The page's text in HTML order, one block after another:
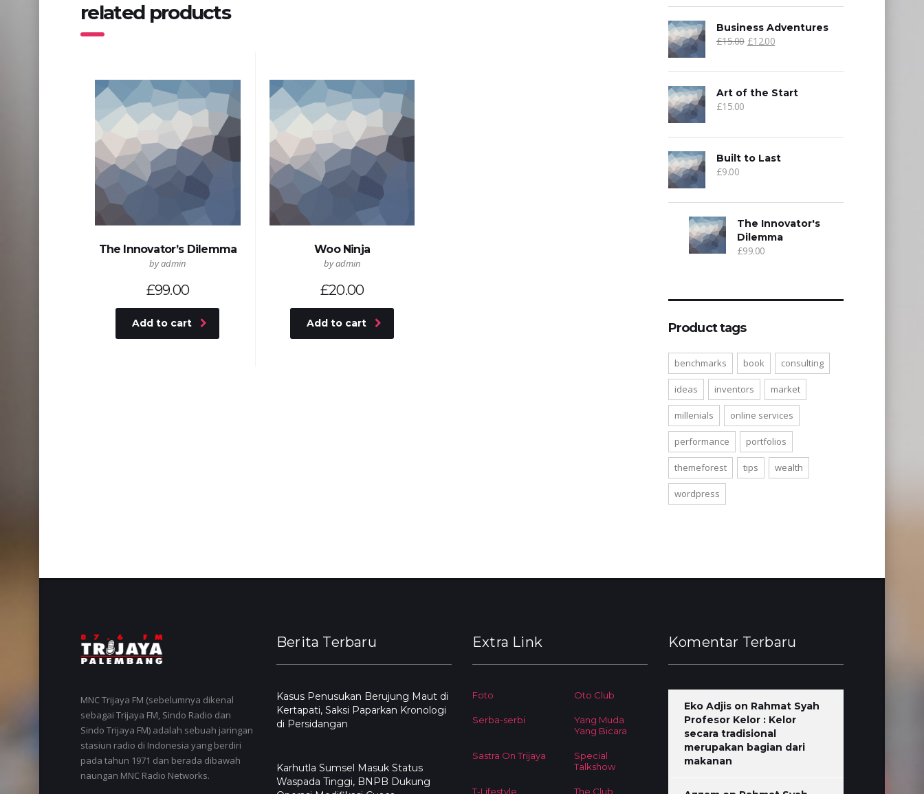
related products
The Innovator’s Dilemma
by admin
£99.00
Add to cart
Woo Ninja
by admin
£20.00
Add to cart
Business Adventures
£15.00 £12.00
Art of the Start
£15.00
Built to Last
£9.00
The Innovator's
Dilemma
£99.00
Product tags
benchmarks book consulting
ideas inventors market
millenials online services
performance portfolios
themeforest tips wealth
wordpress
MNC Trijaya FM (sebelumnya dikenal
sebagai Trijaya FM, Sindo Radio dan
Sindo Trijaya FM) adalah sebuah jaringan
stasiun radio di Indonesia yang berdiri
pada tahun 1971 dan berada dibawah
naungan MNC Radio Networks.
Berita Terbaru
Kasus Penusukan Berujung Maut di
Kertapati, Saksi Paparkan Kronologi
di Persidangan
Karhutla Sumsel Masuk Status
Waspada Tinggi, BNPB Dukung
Extra Link
Foto Oto Club
Serba-serbi
Yang Muda
Yang Bicara
Sastra On Trijaya
Special
Talkshow
T-Lifestyle The Club
Komentar Terbaru
Eko Adjis on Rahmat Syah
Profesor Kelor : Kelor
secara tradisional
merupakan bagian dari
makanan